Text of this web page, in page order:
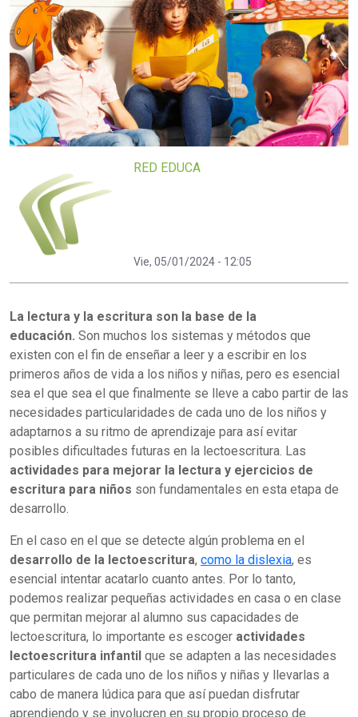
RED EDUCA
Vie, 05/01/2024 - 12:05
La lectura y la escritura son la base de la
educación. Son muchos los sistemas y métodos que
existen con el fin de enseñar a leer y a escribir en los
primeros años de vida a los niños y niñas, pero es esencial
sea el que sea el que finalmente se lleve a cabo partir de las
necesidades particularidades de cada uno de los niños y
adaptarnos a su ritmo de aprendizaje para así evitar
posibles dificultades futuras en la lectoescritura. Las
actividades para mejorar la lectura y ejercicios de
escritura para niños son fundamentales en esta etapa de
desarrollo.
En el caso en el que se detecte algún problema en el
desarrollo de la lectoescritura, como la dislexia, es
esencial intentar acatarlo cuanto antes. Por lo tanto,
podemos realizar pequeñas actividades en casa o en clase
que permitan mejorar al alumno sus capacidades de
lectoescritura, lo importante es escoger actividades
lectoescritura infantil que se adapten a las necesidades
particulares de cada uno de los niños y niñas y llevarlas a
cabo de manera lúdica para que así puedan disfrutar
aprendiendo y se involucren en su propio proceso de